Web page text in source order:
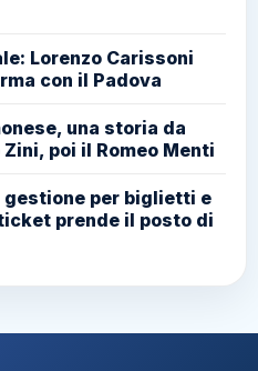
Lorenzo Carissoni
con il Padova
una storia da
poi il Romeo Menti
gestione per biglietti e
prende il posto di